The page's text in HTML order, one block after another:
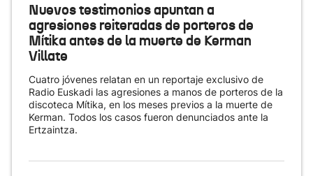
Nuevos testimonios apuntan a
agresiones reiteradas de porteros de
Mítika antes de la muerte de Kerman
Villate
Cuatro jóvenes relatan en un reportaje exclusivo de
Radio Euskadi las agresiones a manos de porteros de la
discoteca Mítika, en los meses previos a la muerte de
Kerman. Todos los casos fueron denunciados ante la
Ertzaintza.